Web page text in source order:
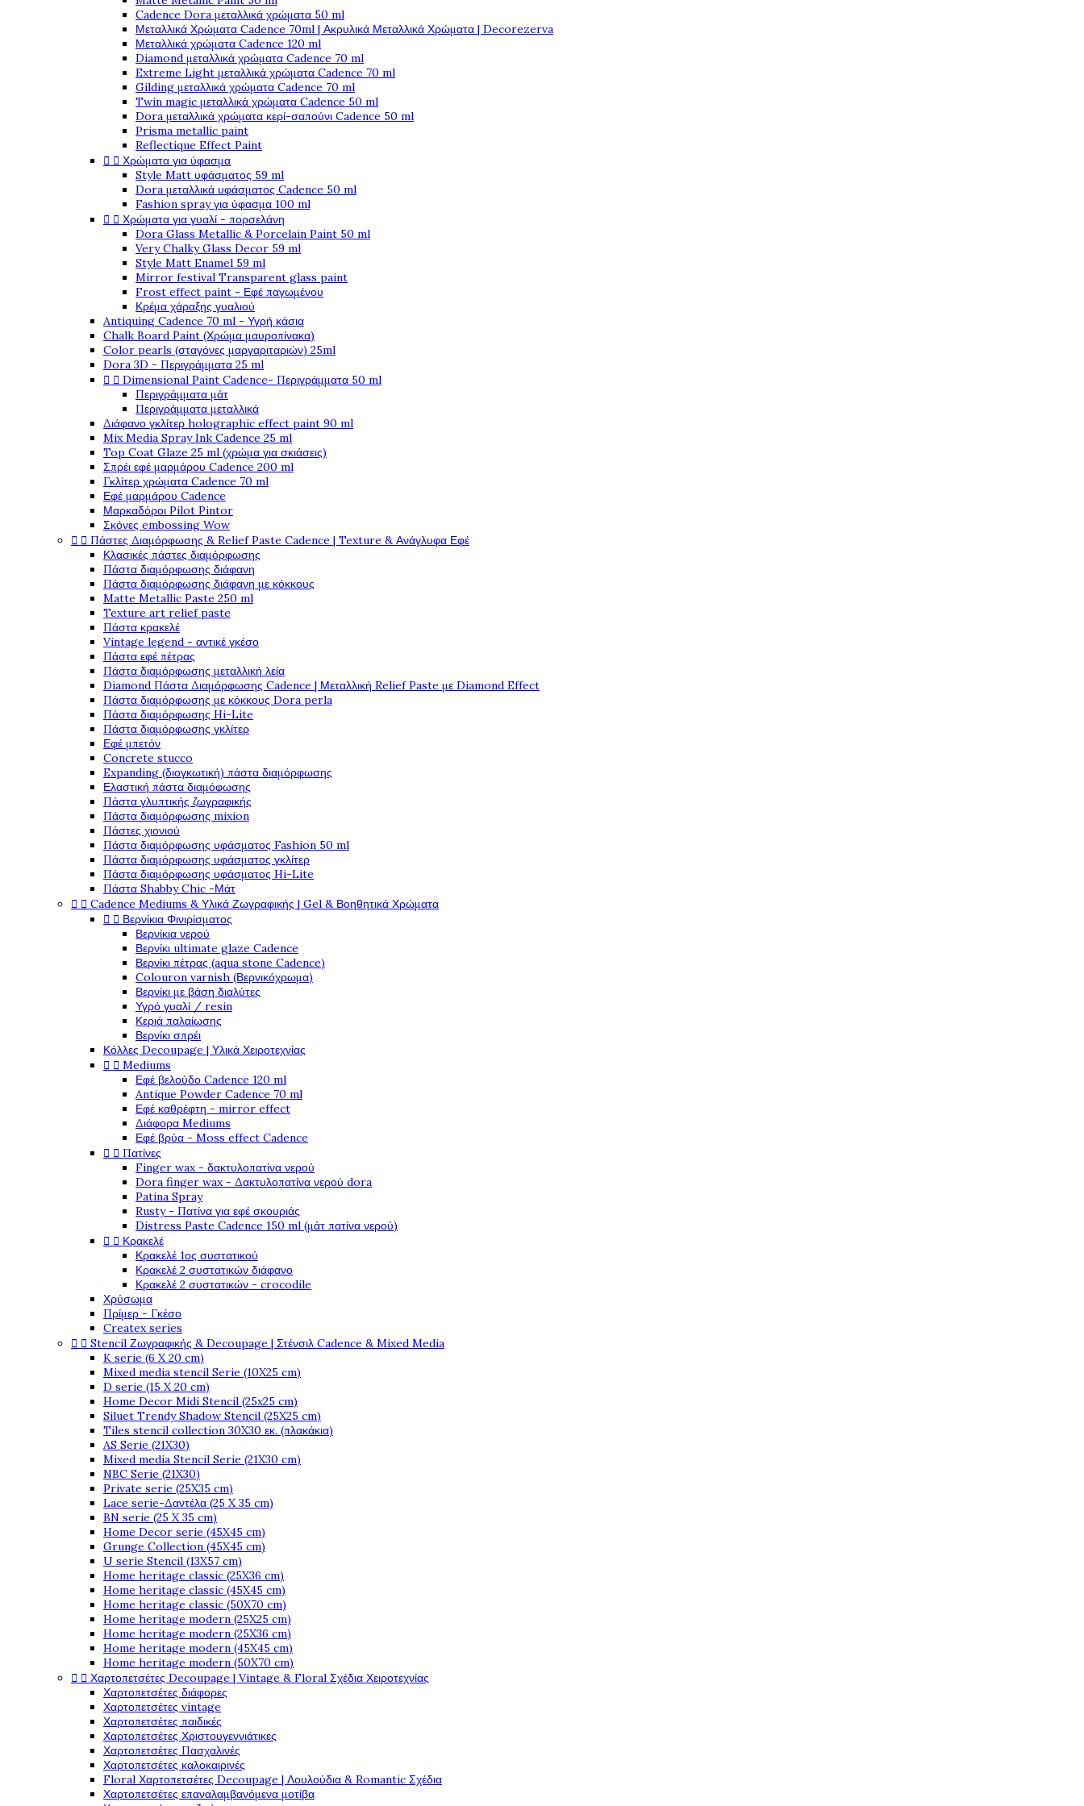
Cadence Dora μεταλλικά χρώματα 50 ml
Μεταλλικά Χρώματα Cadence 70ml | Ακρυλικά Μεταλλικά Χρώματα | Decorezerva
Μεταλλικά χρώματα Cadence 120 ml
Diamond μεταλλικά χρώματα Cadence 70 ml
Extreme Light μεταλλικά χρώματα Cadence 70 ml
Gilding μεταλλικά χρώματα Cadence 70 ml
Twin magic μεταλλικά χρώματα Cadence 50 ml
Dora μεταλλικά χρώματα κερί-σαπούνι Cadence 50 ml
Prisma metallic paint
Reflectique Effect Paint
  Χρώματα για ύφασμα
Style Matt υφάσματος 59 ml
Dora μεταλλικά υφάσματος Cadence 50 ml
Fashion spray για ύφασμα 100 ml
  Χρώματα για γυαλί - πορσελάνη
Dora Glass Metallic & Porcelain Paint 50 ml
Very Chalky Glass Decor 59 ml
Style Matt Enamel 59 ml
Mirror festival Transparent glass paint
Frost effect paint - Εφέ παγωμένου
Κρέμα χάραξης γυαλιού
Antiquing Cadence 70 ml - Υγρή κάσια
Chalk Board Paint (Χρώμα μαυροπίνακα)
Color pearls (σταγόνες μαργαριταριών) 25ml
Dora 3D - Περιγράμματα 25 ml
  Dimensional Paint Cadence- Περιγράμματα 50 ml
Περιγράμματα μάτ
Περιγράμματα μεταλλικά
Διάφανο γκλίτερ holographic effect paint 90 ml
Mix Media Spray Ink Cadence 25 ml
Top Coat Glaze 25 ml (χρώμα για σκιάσεις)
Σπρέι εφέ μαρμάρου Cadence 200 ml
Γκλίτερ χρώματα Cadence 70 ml
Εφέ μαρμάρου Cadence
Μαρκαδόροι Pilot Pintor
Σκόνες embossing Wow
  Πάστες Διαμόρφωσης & Relief Paste Cadence | Texture & Ανάγλυφα Εφέ
Κλασικές πάστες διαμόρφωσης
Πάστα διαμόρφωσης διάφανη
Πάστα διαμόρφωσης διάφανη με κόκκους
Matte Metallic Paste 250 ml
Texture art relief paste
Πάστα κρακελέ
Vintage legend - αντικέ γκέσο
Πάστα εφέ πέτρας
Πάστα διαμόρφωσης μεταλλική λεία
Diamond Πάστα Διαμόρφωσης Cadence | Μεταλλική Relief Paste με Diamond Effect
Πάστα διαμόρφωσης με κόκκους Dora perla
Πάστα διαμόρφωσης Hi-Lite
Πάστα διαμόρφωσης γκλίτερ
Εφέ μπετόν
Concrete stucco
Expanding (διογκωτική) πάστα διαμόρφωσης
Ελαστική πάστα διαμόφωσης
Πάστα γλυπτικής ζωγραφικής
Πάστα διαμόρφωσης mixion
Πάστες χιονιού
Πάστα διαμόρφωσης υφάσματος Fashion 50 ml
Πάστα διαμόρφωσης υφάσματος γκλίτερ
Πάστα διαμόρφωσης υφάσματος Hi-Lite
Πάστα Shabby Chic -Μάτ
  Cadence Mediums & Υλικά Ζωγραφικής | Gel & Βοηθητικά Χρώματα
  Βερνίκια Φινιρίσματος
Βερνίκια νερού
Βερνίκι ultimate glaze Cadence
Βερνίκι πέτρας (aqua stone Cadence)
Colouron varnish (Βερνικόχρωμα)
Βερνίκι με βάση διαλύτες
Υγρό γυαλί / resin
Κεριά παλαίωσης
Βερνίκι σπρέι
Κόλλες Decoupage | Υλικά Χειροτεχνίας
  Mediums
Εφέ βελούδο Cadence 120 ml
Antique Powder Cadence 70 ml
Εφέ καθρέφτη - mirror effect
Διάφορα Mediums
Εφέ βρύα - Moss effect Cadence
  Πατίνες
Finger wax - δακτυλοπατίνα νερού
Dora finger wax - Δακτυλοπατίνα νερού dora
Patina Spray
Rusty - Πατίνα για εφέ σκουριάς
Distress Paste Cadence 150 ml (μάτ πατίνα νερού)
  Κρακελέ
Κρακελέ 1ος συστατικού
Κρακελέ 2 συστατικών διάφανο
Κρακελέ 2 συστατικών - crocodile
Χρύσωμα
Πρίμερ - Γκέσο
Createx series
  Stencil Ζωγραφικής & Decoupage | Στένσιλ Cadence & Mixed Media
K serie (6 X 20 cm)
Mixed media stencil Serie (10X25 cm)
D serie (15 X 20 cm)
Home Decor Midi Stencil (25x25 cm)
Siluet Trendy Shadow Stencil (25X25 cm)
Tiles stencil collection 30X30 εκ. (πλακάκια)
AS Serie (21X30)
Mixed media Stencil Serie (21X30 cm)
NBC Serie (21X30)
Private serie (25X35 cm)
Lace serie-Δαντέλα (25 X 35 cm)
BN serie (25 X 35 cm)
Home Decor serie (45X45 cm)
Grunge Collection (45X45 cm)
U serie Stencil (13X57 cm)
Home heritage classic (25X36 cm)
Home heritage classic (45X45 cm)
Home heritage classic (50X70 cm)
Home heritage modern (25X25 cm)
Home heritage modern (25X36 cm)
Home heritage modern (45X45 cm)
Home heritage modern (50X70 cm)
  Χαρτοπετσέτες Decoupage | Vintage & Floral Σχέδια Χειροτεχνίας
Χαρτοπετσέτες διάφορες
Χαρτοπετσέτες vintage
Χαρτοπετσέτες παιδικές
Χαρτοπετσέτες Χριστουγεννιάτικες
Χαρτοπετσέτες Πασχαλινές
Χαρτοπετσέτες καλοκαιρινές
Floral Χαρτοπετσέτες Decoupage | Λουλούδια & Romantic Σχέδια
Χαρτοπετσέτες επαναλαμβανόμενα μοτίβα